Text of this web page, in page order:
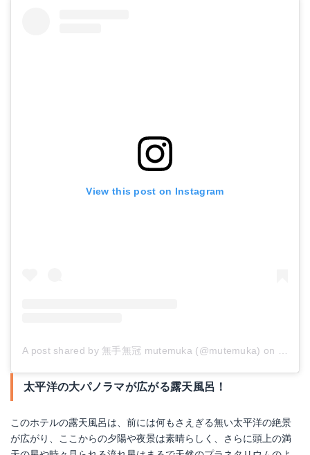
View this post on Instagram
A post shared by 無手無冠 mutemuka (@mutemuka) on Jan 6,
太平洋の大パノラマが広がる露天風呂！
このホテルの露天風呂は、前には何もさえぎる無い太平洋の絶景
が広がり、ここからの夕陽や夜景は素晴らしく、さらに頭上の満